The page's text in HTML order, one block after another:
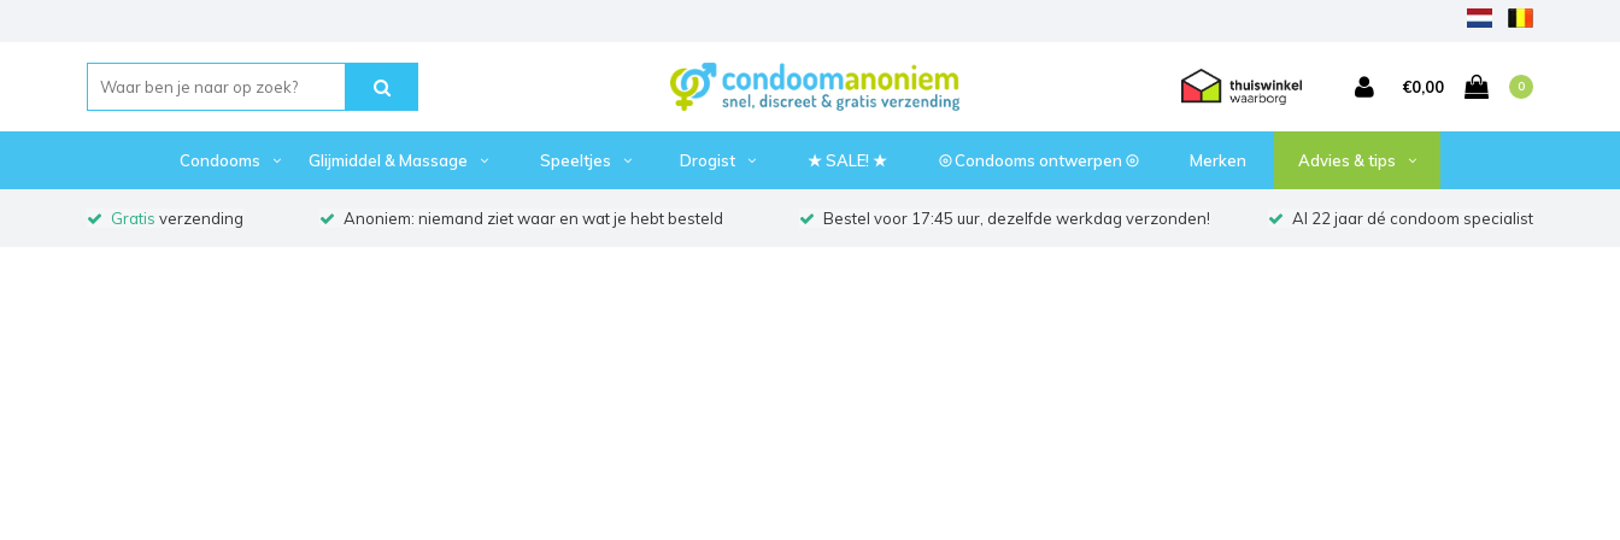
€0,00 0
Condooms Glijmiddel & Massage Speeltjes Drogist ★ SALE! ★ ⦾ Condooms ontwerpen ⦾ Merken Advies & tips
Gratis verzending Anoniem: niemand ziet waar en wat je hebt besteld Bestel voor 17:45 uur, dezelfde werkdag verzonden! Al 22 jaar dé condoom specialist